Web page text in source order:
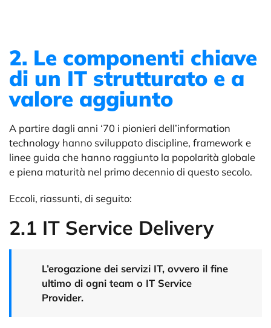
2. Le componenti chiave
di un IT strutturato e a
valore aggiunto
A partire dagli anni ‘70 i pionieri dell’information
technology hanno sviluppato discipline, framework e
linee guida che hanno raggiunto la popolarità globale
e piena maturità nel primodecennio di questo secolo.
Eccoli, riassunti, di seguito:
2.1 IT Service Delivery
L’erogazione dei servizi IT, ovvero il fine
ultimo di ogni team o IT Service
Provider.